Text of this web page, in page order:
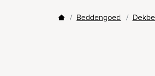
Beddengoed